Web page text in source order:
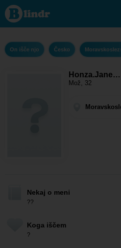
Honza.Janec -
On išče njo
Moravskoslezský
kraj - Břidličná
On išče njo Česko
Honza.Jane…
Mož, 32
Nekaj o meni
??
Koga iščem
?